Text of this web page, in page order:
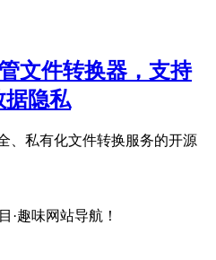
文件转换器，支持
据隐私
、私有化文件转换服务的开源
·趣味网站导航！